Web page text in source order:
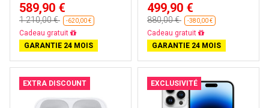
589,90 €
1 210,00 € -620,00 €
Livraison gratuite
GARANTIE 24 MOIS
499,90 €
880,00 € -380,00 €
Livraison gratuite
GARANTIE 24 MOIS
EXTRA DISCOUNT EXCLUSIVITÉ